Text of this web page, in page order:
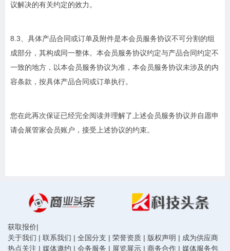
议解决的有关约定的效力。
8.3、具体产品合同或订单及附件是本会员服务协议不可分割的组
成部分，其构成同一整体。本会员服务协议约定与产品合同约定不
一致的地方，以本会员服务协议为准，本会员服务协议未涉及的内
容条款，按具体产品合同或订单执行。
您在此再次保证已经完全阅读并理解了上述会员服务协议并自愿申
请会展管家会员账户，接受上述协议的约束。
获取报价|
关于我们 | 联系我们 | 全国分支 | 荣誉资质 | 版权声明 | 成为供应商
热点关注 | 媒体邀约 | 会务服务 | 展览展示 | 商务合作 | 媒体服务包